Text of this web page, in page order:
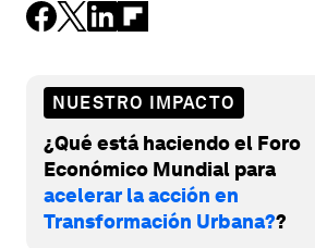
NUESTRO IMPACTO
¿Qué está haciendo el Foro
Económico Mundial para
acelerar la acción en
Transformación Urbana??